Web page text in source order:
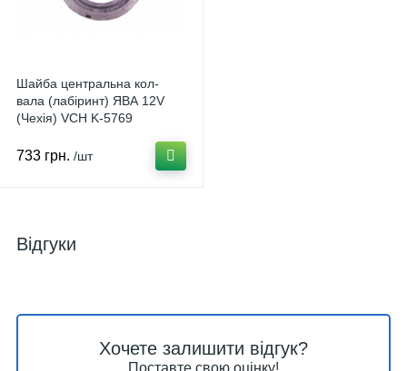
Шайба центральна кол-
вала (лабіринт) ЯВА 12V
(Чехія) VCH K-5769
733 грн. /шт
Відгуки
Хочете залишити відгук?
Поставте свою оцінку!